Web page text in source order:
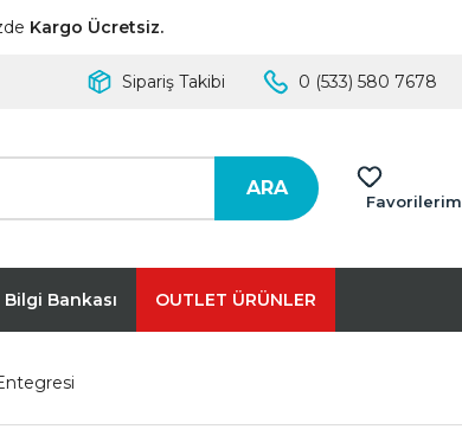
Kargo Ücretsiz.
Sipariş Takibi 0 (533) 580 7678
ARA
Favorilerim
Bilgi Bankası OUTLET ÜRÜNLER